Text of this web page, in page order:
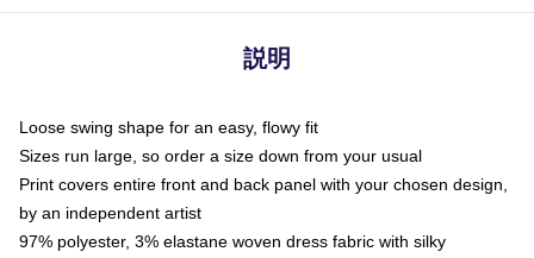
説明
Loose swing shape for an easy, flowy fit
Sizes run large, so order a size down from your usual
Print covers entire front and back panel with your chosen design,
by an independent artist
97% polyester, 3% elastane woven dress fabric with silky